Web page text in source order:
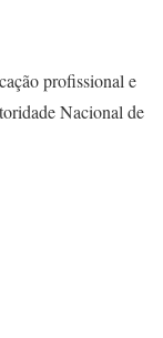
profissional e
Nacional de